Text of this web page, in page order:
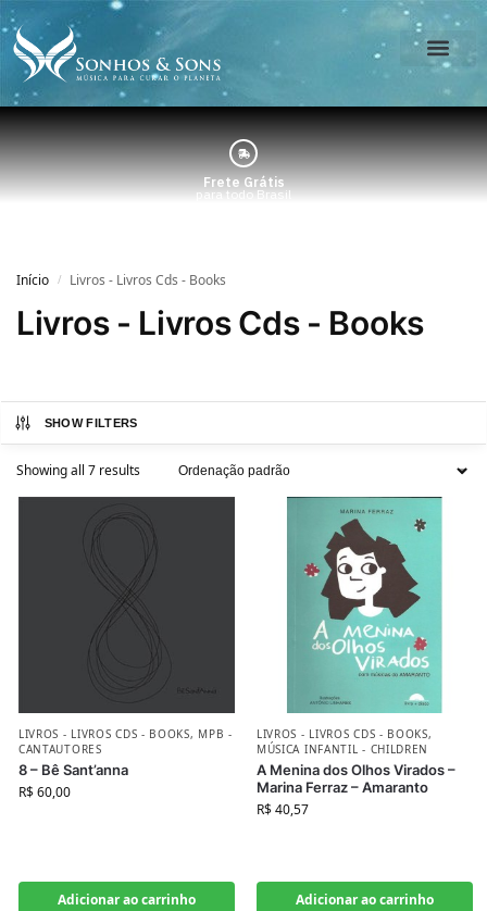
Frete Grátis
para todo Brasil
Início / Livros - Livros Cds - Books
Livros - Livros Cds - Books
SHOW FILTERS
Showing all 7 results
LIVROS - LIVROS CDS - BOOKS, MPB -
CANTAUTORES
8 – Bê Sant’anna
R$60,00
Adicionar ao carrinho
LIVROS - LIVROS CDS - BOOKS,
MÚSICA INFANTIL - CHILDREN
A Menina dos Olhos Virados –
Marina Ferraz – Amaranto
R$40,57
Adicionar ao carrinho